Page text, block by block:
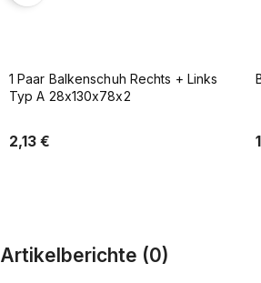
Balkenschuh Typ A 100x140 mm
1,66 €
Artikelberichte (0)